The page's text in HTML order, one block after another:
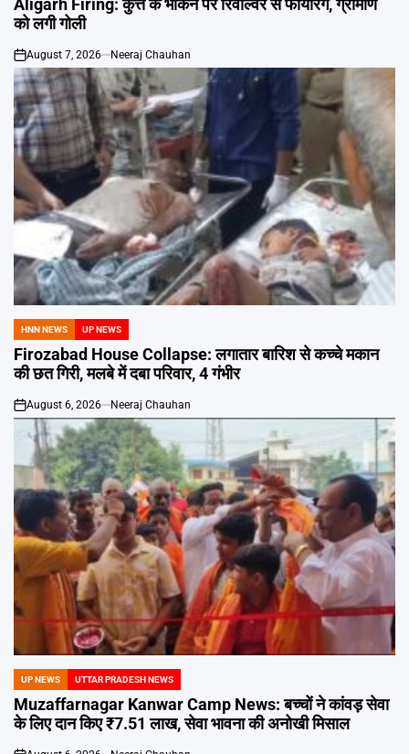
Aligarh Firing: कुत्ते के भौंकने पर रिवॉल्वर से फायरिंग, ग्रामीण
को लगी गोली
on
August 7, 2026 Neeraj Chauhan
POSTED
IN
HNN NEWS UP NEWS
Firozabad House Collapse: लगातार बारिश से कच्चे मकान
की छत गिरी, मलबे में दबा परिवार, 4 गंभीर
on
August 6, 2026 Neeraj Chauhan
POSTED
IN
UP NEWS UTTAR PRADESH NEWS
Muzaffarnagar Kanwar Camp News: बच्चों ने कांवड़ सेवा
के लिए दान किए ₹7.51 लाख, सेवा भावना की अनोखी मिसाल